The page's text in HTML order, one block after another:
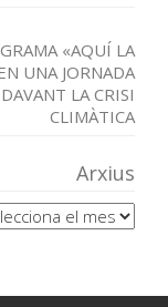
«AQUÍ LA
UNA JORNADA
LA CRISI
CLIMÀTICA
Arxius